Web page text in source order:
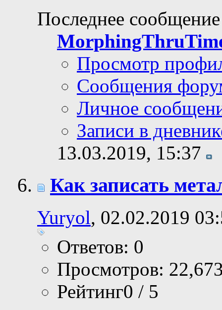
Последнее
Просмотр
Сообщения
Личное
Записи в
13.03.2019, 15:37
Как записать
Yuryol, 02.02.2019
Ответов: 0
Просмотров:
Рейтинг0 / 5